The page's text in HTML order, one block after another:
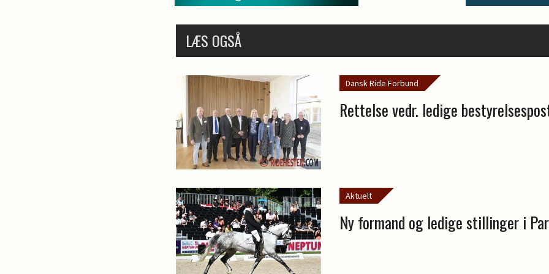
LÆS OGSÅ
Dansk Ride Forbund
Rettelse vedr. ledige
Aktuelt
Ny formand og ledige stillinger i